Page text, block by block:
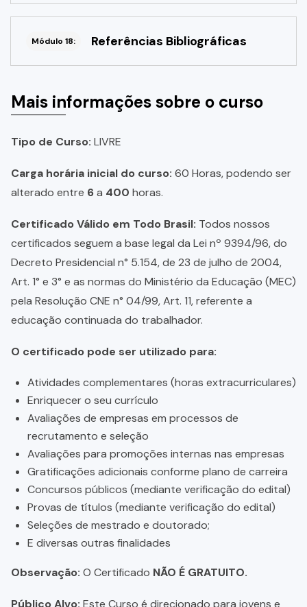
Módulo 18: Referências Bibliográficas
Mais informações sobre o curso
Tipo de Curso: LIVRE
Carga horária inicial do curso: 60 Horas, podendo ser
alterado entre 6a 400 horas.
Certificado Válido em Todo Brasil: Todos nossos
certificados seguem a base legal da Lei nº 9394/96, do
Decreto Presidencial n° 5.154, de 23 de julho de 2004,
Art. 1° e 3° e as normas do Ministério da Educação (MEC)
pela Resolução CNE n° 04/99, Art. 11, referente a
educação continuada do trabalhador.
O certificado pode ser utilizado para:
Atividades complementares (horas extracurriculares)
Enriquecer o seu currículo
Avaliações de empresas em processos de
recrutamento e seleção
Avaliações para promoções internas nas empresas
Gratificações adicionais conforme plano de carreira
Concursos públicos (mediante verificação do edital)
Provas de títulos (mediante verificação do edital)
Seleções de mestrado e doutorado;
E diversas outras finalidades
Observação: O Certificado NÃO É GRATUITO.